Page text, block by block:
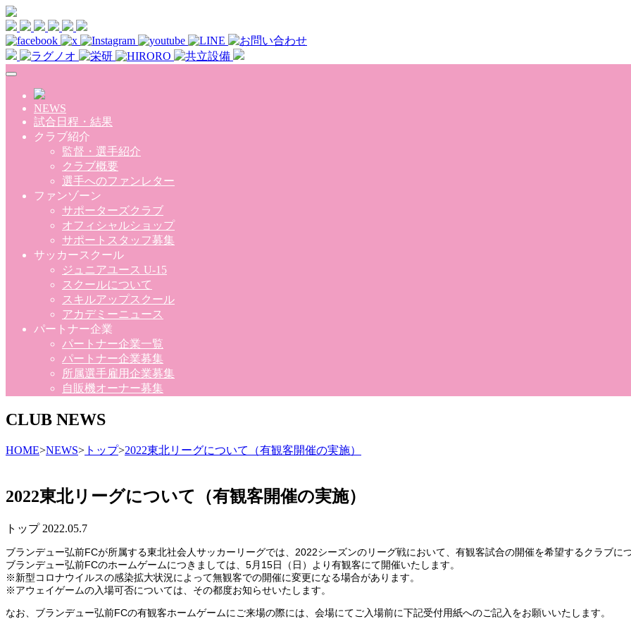
Skip to main content
NEWS
試合日程・結果
クラブ紹介
監督・選手紹介
クラブ概要
選手へのファンレター
ファンゾーン
サポーターズクラブ
オフィシャルショップ
サポートスタッフ募集
サッカースクール
ジュニアユース U-15
スクールについて
スキルアップスクール
アカデミーニュース
パートナー企業
パートナー企業一覧
パートナー企業募集
所属選手雇用企業募集
自販機オーナー募集
CLUB NEWS
HOME>NEWS> トップ>2022東北リーグについて（有観客開催の実施）
2022東北リーグについて（有観客開催の実施）
トップ 2022.05.7
ブランデュー弘前FCが所属する東北社会人サッカーリーグでは、2022シーズンのリーグ戦において、有観客試合の開催を希望するクラブに
ブランデュー弘前FCのホームゲームにつきましては、5月15日（日）より有観客にて開催いたします。
※新型コロナウイルスの感染拡大状況によって無観客での開催に変更になる場合があります。
※アウェイゲームの入場可否については、その都度お知らせいたします。
なお、ブランデュー弘前FCの有観客ホームゲームにご来場の際には、会場にてご入場前に下記受付用紙へのご記入をお願いいたします。